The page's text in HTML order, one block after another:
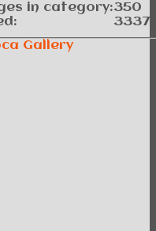
in category:350
Gallery